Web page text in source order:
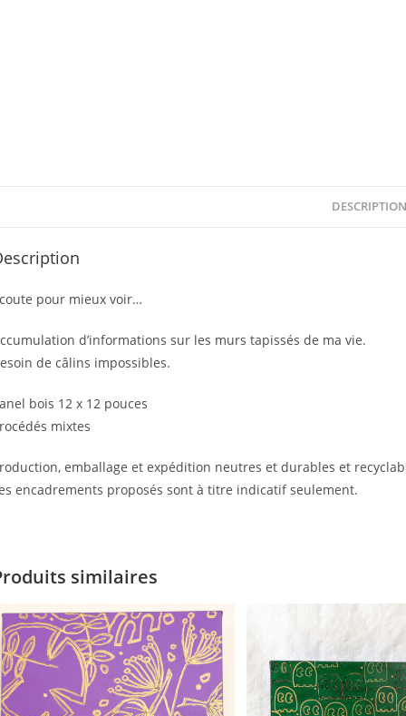
DESCRIPTION
pour mieux voir…
d’informations sur les murs tapissés de ma vie.
de câlins impossibles.
bois 12 x 12 pouces
mixtes
emballage et expédition neutres et durables et
encadrements proposés sont à titre indicatif seulement.
similaires